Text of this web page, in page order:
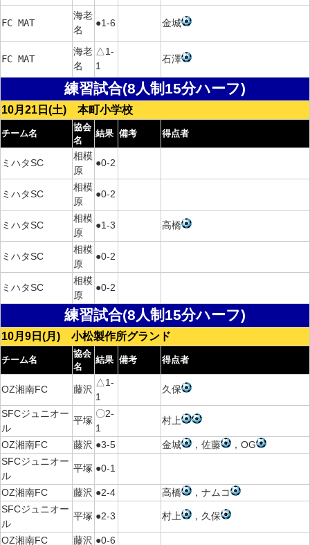
FC MAT
海老
名
●1-6 金城
FC MAT
海老
名
△1-
1
石澤
練習試合(8人制15分ハーフ)
10月21日(土) 本町小学校
チーム名
協会
名
結果 備考 得点者
ミハタSC
相模
原
●0-2
ミハタSC
相模
原
●0-2
ミハタSC
相模
原
●1-3 高橋
ミハタSC
相模
原
●0-2
ミハタSC
相模
原
●0-2
練習試合(8人制15分ハーフ)
10月9日(月) 小松製作所グランド
チーム名
協会
名
結果 備考 得点者
OZ湘南FC 藤沢
△1-
1
久保
SFCジュニオー
ル
平塚
〇2-
1
村上
OZ湘南FC 藤沢 ●3-5 金城 ，佐藤
，OG
SFCジュニオー
ル
平塚 ●0-1
OZ湘南FC 藤沢 ●2-4 高橋
，ナムコ
SFCジュニオー
ル
平塚 ●2-3 村上 ，久保
OZ湘南FC 藤沢 ●0-6